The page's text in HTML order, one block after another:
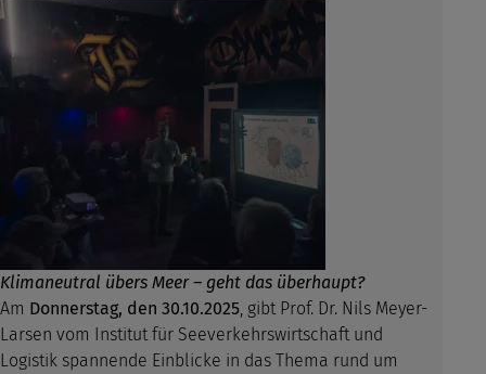
Klimaneutral übers Meer – geht das überhaupt?
Am Donnerstag, den 30.10.2025 , gibt Prof. Dr. Nils Meyer-
Larsen vom Institut für Seeverkehrswirtschaft und
Logistik spannende Einblicke in das Thema rund um